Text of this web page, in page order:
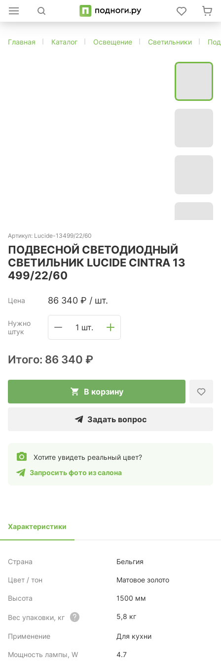
Главная Каталог Освещение Светильники
Артикул: Lucide-13499/22/60
ПОДВЕСНОЙ СВЕТОДИОДНЫЙ
СВЕТИЛЬНИК LUCIDE CINTRA 13
499/22/60
Цена 86 340 ₽ / шт.
Нужно
штук
1 шт.
Итого: 86 340 ₽
В корзину
Задать вопрос
Хотите увидеть реальный цвет?
Запросить фото из салона
Характеристики
Страна Бельгия
Цвет / тон Матовое золото
Высота 1500 мм
Вес упаковки, кг 5,8 кг
Применение Для кухни
Мощность лампы, W 4.7